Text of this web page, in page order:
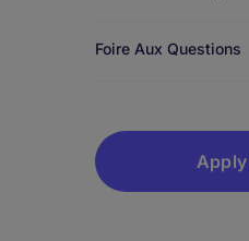
Foire Aux Questions